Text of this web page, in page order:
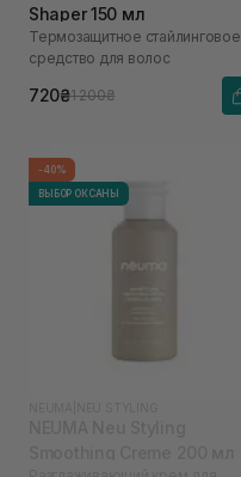
Shaper 150 мл
Термозащитное стайлинговое
средство для волос
720₴1 200₴
-40%
ВЫБОР ОКСАНЫ